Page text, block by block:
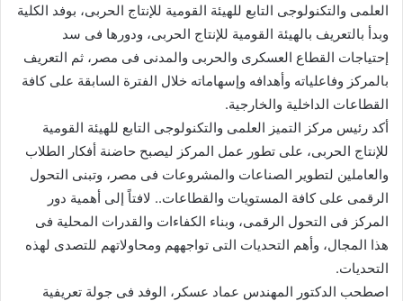
العلمى والتكنولوجى التابع للهيئة القومية للإنتاج الحربى، بوفد الكلية
وبدأ بالتعريف بالهيئة القومية للإنتاج الحربى، ودورها فى سد
إحتياجات القطاع العسكرى والحربى والمدنى فى مصر، ثم التعريف
بالمركز وفاعلياته وأهدافه وإسهاماته خلال الفترة السابقة على كافة
القطاعات الداخلية والخارجية.
أكد رئيس مركز التميز العلمى والتكنولوجى التابع للهيئة القومية
للإنتاج الحربى، على تطور عمل المركز ليصبح حاضنة أفكار الطلاب
والعاملين لتطوير الصناعات والمشروعات فى مصر، وتبنى التحول
الرقمى على كافة المستويات والقطاعات.. لافتاً إلى أهمية دور
المركز فى التحول الرقمى، وبناء الكفاءات والقدرات المحلية فى
هذا المجال، وأهم التحديات التى تواجههم ومحاولاتهم للتصدى لهذه
التحديات.
اصطحب الدكتور المهندس عماد عسكر، الوفد فى جولة تعريفية